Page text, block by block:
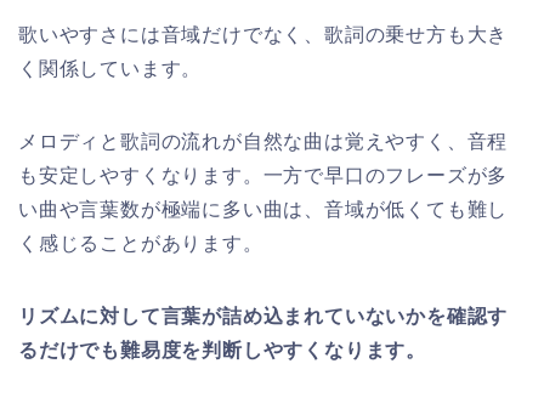
歌いやすさには音域だけでなく、歌詞の乗せ方も大き
く関係しています。
メロディと歌詞の流れが自然な曲は覚えやすく、音程
も安定しやすくなります。一方で早口のフレーズが多
い曲や言葉数が極端に多い曲は、音域が低くても難し
く感じることがあります。
リズムに対して言葉が詰め込まれていないかを確認す
るだけでも難易度を判断しやすくなります。